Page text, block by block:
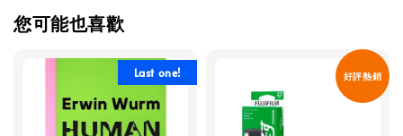
您可能也喜歡
Last one! 好評熱銷